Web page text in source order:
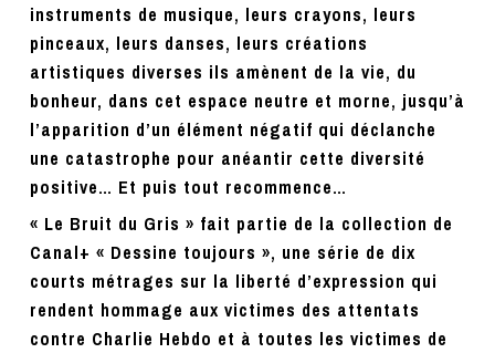
instruments de musique, leurs crayons, leurs
pinceaux, leurs danses, leurs créations
artistiques diverses ils amènent de la vie, du
bonheur, dans cet espace neutre et morne, jusqu’à
l’apparition d’un élément négatif qui déclanche
une catastrophe pour anéantir cette diversité
positive… Et puis tout recommence…
« Le Bruit du Gris » fait partie de la collection de
Canal+ « Dessine toujours », une série de dix
courts métrages sur la liberté d’expression qui
rendent hommage aux victimes des attentats
contre Charlie Hebdo et à toutes les victimes de